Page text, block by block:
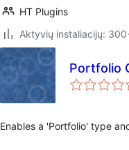
HT Plugins
Aktyvių instaliacijų:
Portfolio
Enables a 'Portfolio' type